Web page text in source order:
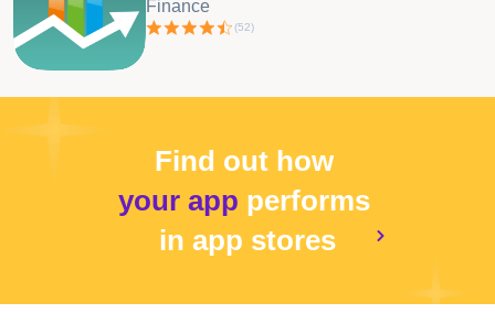
Finance
(52)
Find out how
your app performs
in app stores